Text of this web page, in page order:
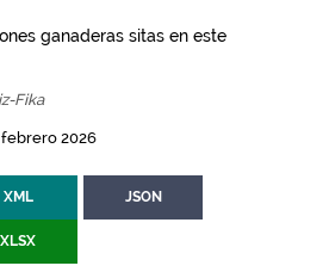
ganaderas sitas en este
Fika
2026
XML JSON
XLSX